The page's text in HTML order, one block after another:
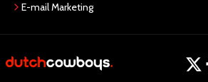
E-mail Marketing